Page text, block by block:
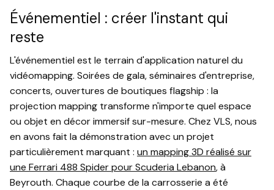
Événementiel : créer l'instant qui
reste
L'événementiel est le terrain d'application naturel du
vidéomapping. Soirées de gala, séminaires d'entreprise,
concerts, ouvertures de boutiques flagship : la
projection mapping transforme n'importe quel espace
ou objet en décor immersif sur-mesure. Chez VLS, nous
en avons fait la démonstration avec un projet
particulièrement marquant : un mapping 3D réalisé sur
une Ferrari 488 Spider pour Scuderia Lebanon, à
Beyrouth. Chaque courbe de la carrosserie a été